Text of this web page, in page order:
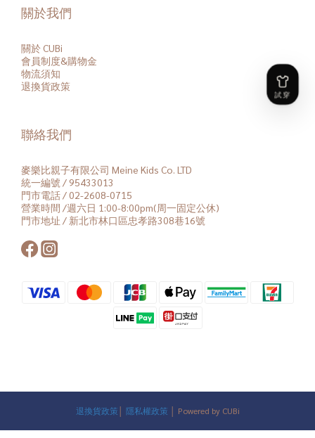
關於我們
關於 CUBi
會員制度&購物金
物流須知
退換貨政策
聯絡我們
麥樂比親子有限公司 Meine Kids Co. LTD
統一編號 / 95433013
門市電話 / 02-2608-0715
營業時間 /週六日 1:00-8:00pm(周一固定公休)
門市地址 / 新北市林口區忠孝路308巷16號
退換貨政策 隱私權政策 │ Powered by CUBi